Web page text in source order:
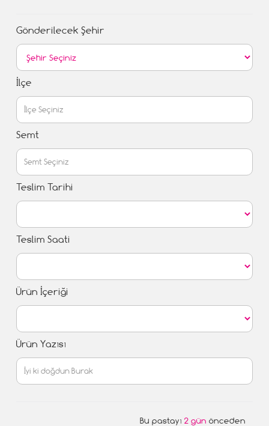
Gönderilecek Şehir
İlçe
Semt
Teslim Tarihi
Teslim Saati
Ürün İçeriği
Ürün Yazısı
Bu pastayı 2 gün önceden